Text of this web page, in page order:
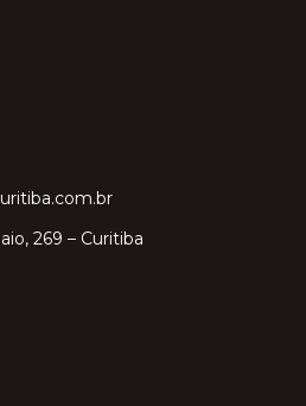
269 – Curitiba